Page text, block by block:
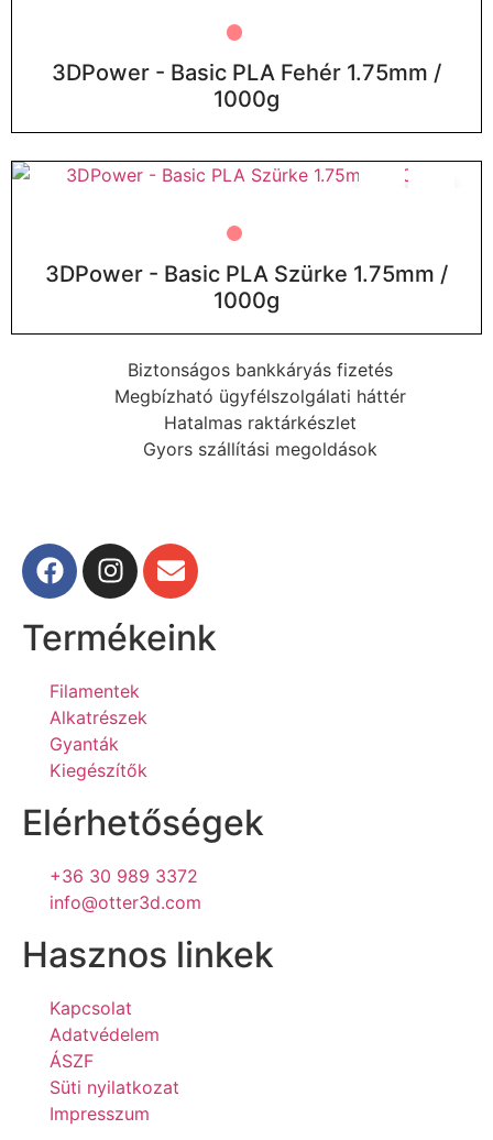
3DPower - Basic PLA Fehér 1.75mm /
1000g
3DPower - Basic PLA Szürke 1.75mm /
1000g
Biztonságos bankkáryás fizetés
Megbízható ügyfélszolgálati háttér
Hatalmas raktárkészlet
Gyors szállítási megoldások
Termékeink
Filamentek
Alkatrészek
Gyanták
Kiegészítők
Elérhetőségek
+36 30 989 3372
info@otter3d.com
Hasznos linkek
Kapcsolat
Adatvédelem
ÁSZF
Süti nyilatkozat
Impresszum